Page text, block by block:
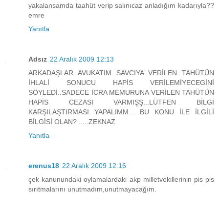
yakalansamda taahüt verip salınıcaz anladığım kadarıyla??
emre
Yanıtla
Adsız 22 Aralık 2009 12:13
ARKADAŞLAR AVUKATIM SAVCIYA VERİLEN TAHÜTÜN
İHLALİ SONUCU HAPİS VERİLEMİYECEGİNİ
SÖYLEDİ..SADECE İCRA MEMURUNA VERİLEN TAHÜTÜN
HAPİS CEZASI VARMIŞŞ...LÜTFEN BİLGİ
KARŞILAŞTIRMASI YAPALIMM... BU KONU İLE İLGİLİ
BİLGİSİ OLAN? .....ZEKNAZ
Yanıtla
erenus18 22 Aralık 2009 12:16
çek kanunundaki oylamalardaki akp milletvekillerinin pis pis
sırıtmalarını unutmadım,unutmayacağım.